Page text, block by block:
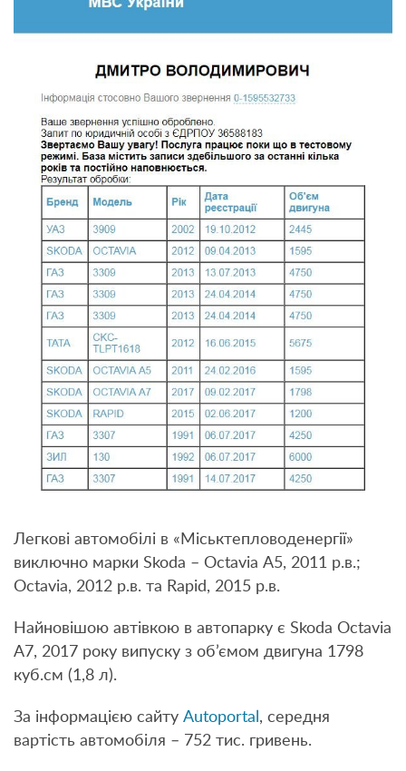
Легкові автомобілі в «Міськтепловоденергії»
виключно марки Skoda – Octavia А5, 2011 р.в.;
Octavia, 2012 р.в. та Rapid, 2015 р.в.
Найновішою автівкою в автопарку є Skoda Octavia
А7, 2017 року випуску з об’ємом двигуна 1798
куб.см (1,8 л).
За інформацією сайту Аutoportal , середня
вартість автомобіля – 752 тис. гривень.